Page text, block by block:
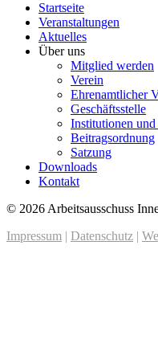
Startseite
Veranstaltungen
Aktuelles
Über uns
Mitglied werden
Verein
Ehrenamtlicher
Geschäftsstelle
Institutionen und
Beitragsordnung
Satzung
Downloads
Kontakt
© 2026 Arbeitsausschuss
Impressum | Datenschutz |